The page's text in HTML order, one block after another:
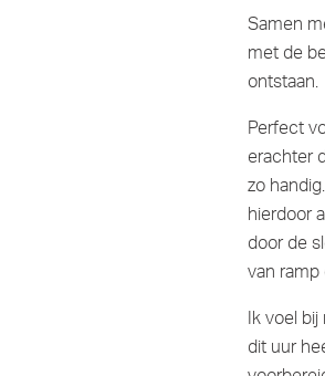
Samen
met de
ontstaan.
Perfect
erachter
zo
hierdoor
door de
van
Ik voel
dit uur